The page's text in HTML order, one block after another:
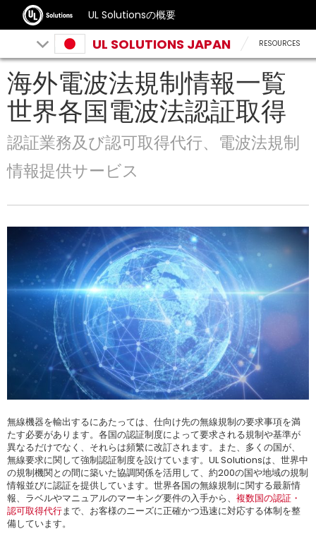
UL Solutionsの概要
UL SOLUTIONS JAPAN RESOURCES
海外電波法規制情報一覧
世界各国電波法認証取得
認証業務及び認可取得代行、電波法規制
情報提供サービス
無線機器を輸出するにあたっては、仕向け先の無線規制の要求事項を満
たす必要があります。各国の認証制度によって要求される規制や基準が
異なるだけでなく、それらは頻繁に改訂されます。また、多くの国が、
無線要求に関して強制認証制度を設けています。UL Solutionsは、世界中
の規制機関との間に築いた協調関係を活用して、約200の国や地域の規制
情報並びに認証を提供しています。世界各国の無線規制に関する最新情
報、ラベルやマニュアルのマーキング要件の入手から、 複数国の認証・
認可取得代行まで、お客様のニーズに正確かつ迅速に対応する体制を整
備しています。